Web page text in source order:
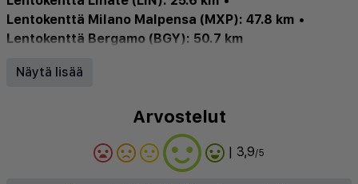
Lentokenttä Milano Malpensa (MXP): 47.8 km •
Lentokenttä Bergamo (BGY): 50.7 km
Hissi•Ravintola
Näytä lisää
Arvostelut
| 3,9/5